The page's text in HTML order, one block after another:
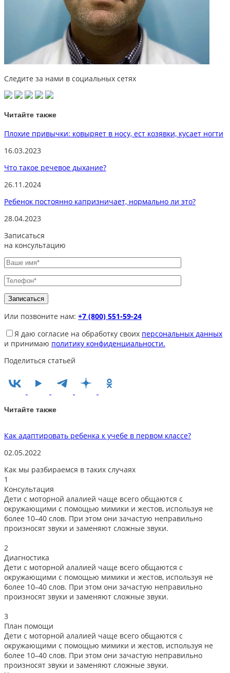
Следите за нами в социальных сетях
Читайте также
Плохие привычки: ковыряет в носу, ест козявки, кусает ногти
16.03.2023
Что такое речевое дыхание?
26.11.2024
Ребенок постоянно капризничает, нормально ли это?
28.04.2023
Записаться
на консультацию
Или позвоните нам: +7 (800) 551-59-24
Я даю согласие на обработку своих персональных данных
и принимаю политику конфиденциальности.
Поделиться статьей
Читайте также
Как адаптировать ребенка к учебе в первом классе?
02.05.2022
Как мы разбираемся в таких случаях
1
Консультация
Дети с моторной алалией чаще всего общаются с
окружающими с помощью мимики и жестов, используя не
более 10–40 слов. При этом они зачастую неправильно
произносят звуки и заменяют сложные звуки.
2
Диагностика
Дети с моторной алалией чаще всего общаются с
окружающими с помощью мимики и жестов, используя не
более 10–40 слов. При этом они зачастую неправильно
произносят звуки и заменяют сложные звуки.
3
План помощи
Дети с моторной алалией чаще всего общаются с
окружающими с помощью мимики и жестов, используя не
более 10–40 слов. При этом они зачастую неправильно
произносят звуки и заменяют сложные звуки.